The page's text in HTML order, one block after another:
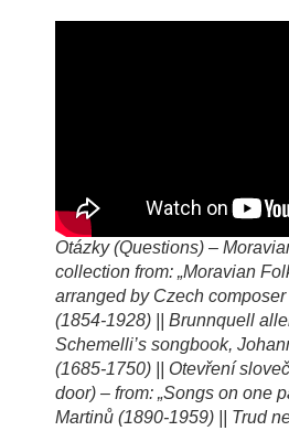
Otázky (Questions) –
collection from: „Moravian
arranged by Czech
(1854-1928) || Brunnquell
Schemelli’s songbook,
(1685-1750) || Otevření
door) – from: „Songs on one
Martinů (1890-1959) || Trud